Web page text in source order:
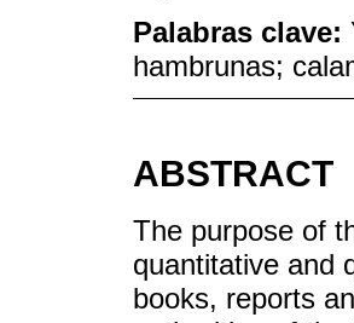
Palabras clave:
hambrunas;
ABSTRACT
The purpose of
quantitative and
books, reports